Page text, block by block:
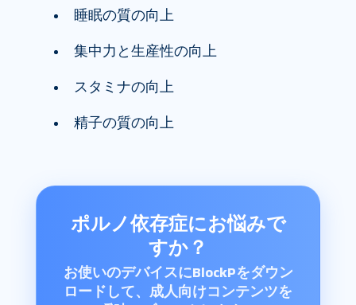
睡眠の質の向上
集中力と生産性の向上
スタミナの向上
精子の質の向上
ポルノ依存症にお悩みで
すか？
お使いのデバイスにBlockPをダウン
ロードして、成人向けコンテンツを